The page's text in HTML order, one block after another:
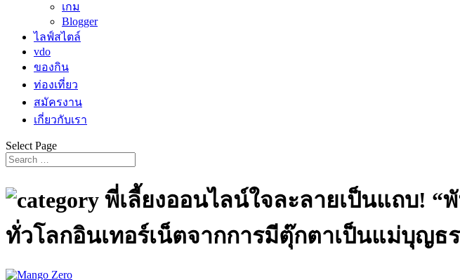
เกม
Blogger
ไลฟ์สไตล์
vdo
ของกิน
ท่องเที่ยว
สมัครงาน
เกี่ยวกับเรา
Select Page
พี่เลี้ยงออนไลน์ใจละลายเป็นแถบ!
ทั่วโลกอินเทอร์เน็ตจากการมีตุ๊กตาเป็นแม่บุญธ